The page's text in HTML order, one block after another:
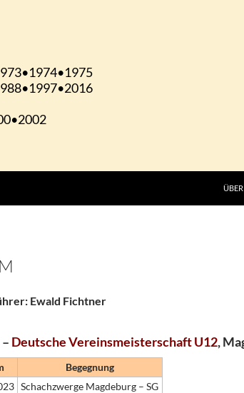
Ewald Fichtner
Deutsche Vereinsmeisterschaft U12,
Begegnung
Schachzwerge Magdeburg – SG